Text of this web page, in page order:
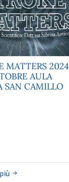
MATTERS 2024
AULA
SAN CAMILLO